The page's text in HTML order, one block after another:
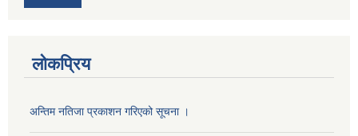
लोकप्रिय
अन्तिम नतिजा प्रकाशन गरिएको सूचना ।